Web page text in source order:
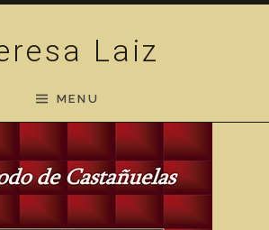
Laiz
MENU